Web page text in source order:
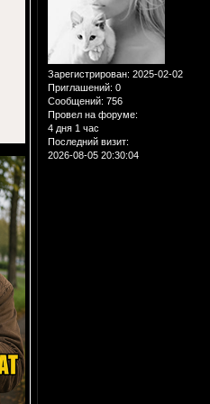
Зарегистрирован: 2025-02-02
Приглашений: 0
Сообщений: 756
Провел на форуме:
4 дня 1 час
Последний визит:
2026-08-05 20:30:04